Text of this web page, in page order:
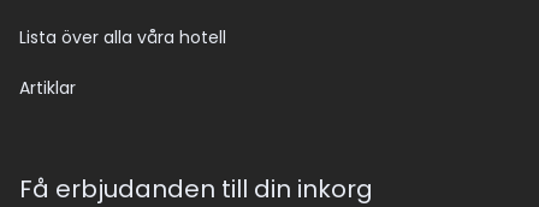
Lista över alla våra hotell
Artiklar
Få erbjudanden till din inkorg